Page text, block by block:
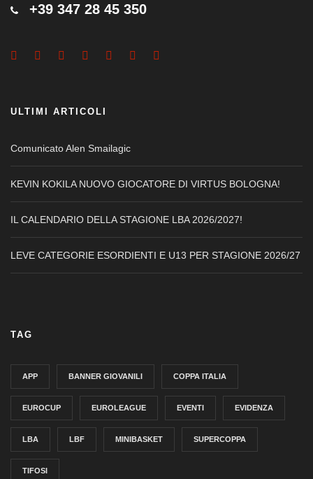
+39 347 28 45 350
ULTIMI ARTICOLI
Comunicato Alen Smailagic
KEVIN KOKILA NUOVO GIOCATORE DI VIRTUS BOLOGNA!
IL CALENDARIO DELLA STAGIONE LBA 2026/2027!
LEVE CATEGORIE ESORDIENTI E U13 PER STAGIONE 2026/27
TAG
APP BANNER GIOVANILI COPPA ITALIA
EUROCUP EUROLEAGUE EVENTI EVIDENZA
LBA LBF MINIBASKET SUPERCOPPA
TIFOSI